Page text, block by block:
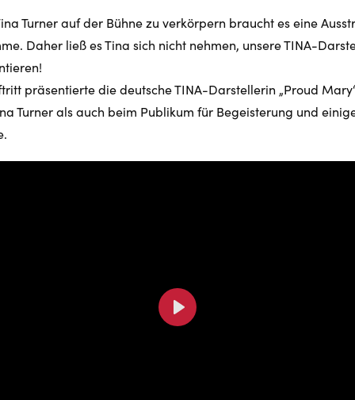
Turner auf der Bühne zu verkörpern braucht es eine
Daher ließ es Tina sich nicht nehmen, unsere TINA-
präsentierte die deutsche TINA-Darstellerin „Proud
Turner als auch beim Publikum für Begeisterung und
Play